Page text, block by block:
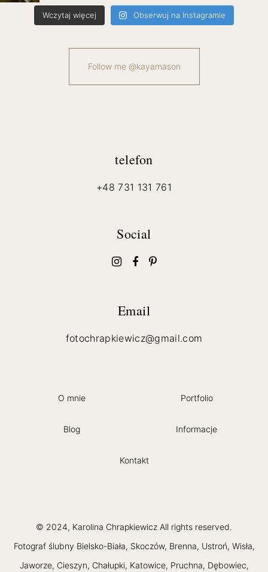
Wczytaj więcej Obserwuj na Instagramie
Follow me @kayamason
telefon
+48 731 131 761
Social
Email
fotochrapkiewicz@gmail.com
O mnie Portfolio
Blog Informacje
Kontakt
© 2024, Karolina Chrapkiewicz All rights reserved.
Fotograf ślubny Bielsko-Biała, Skoczów, Brenna, Ustroń, Wisła,
Jaworze, Cieszyn, Chałupki, Katowice, Pruchna, Dębowiec,